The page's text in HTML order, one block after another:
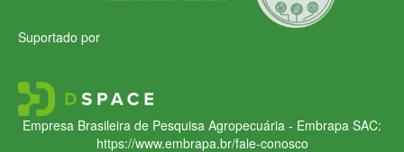
Suportado por
Empresa Brasileira de Pesquisa Agropecuária - Embrapa SAC:
https://www.embrapa.br/fale-conosco